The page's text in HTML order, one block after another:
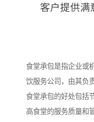
食堂承包是指企业或
饮服务公司，由其负
食堂承包的好处包括
高食堂的服务质量和